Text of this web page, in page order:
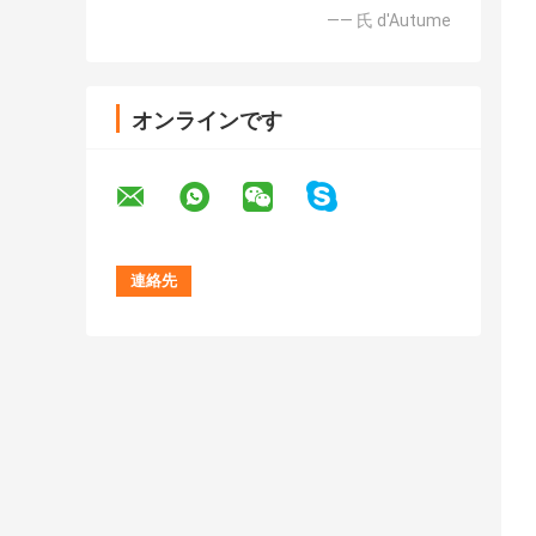
—— 氏 d'Autume
オンラインです